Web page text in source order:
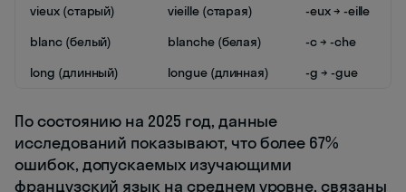
vieux (старый)
vieille (старая)
-eux → -eille
blanc (белый)
blanche (белая)
-c → -che
long (длинный)
longue (длинная) -g → -gue
По состоянию на 2025 год, данные
исследований показывают, что более 67%
ошибок, допускаемых изучающими
французский язык на среднем уровне, связаны